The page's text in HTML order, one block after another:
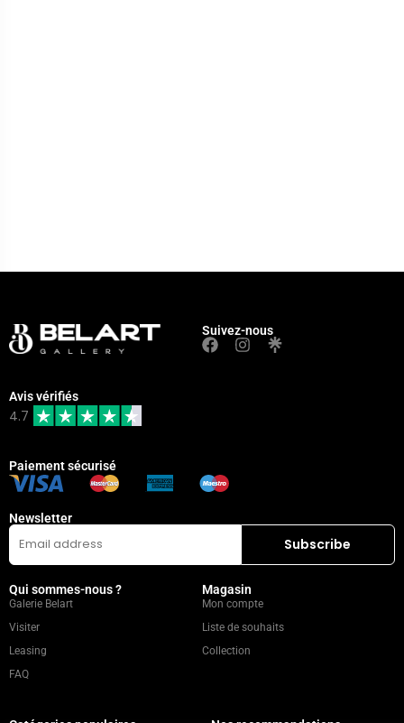
Suivez-nous
Avis vérifiés
4.7
Paiement sécurisé
Newsletter
Qui sommes-nous ?
Galerie Belart
Visiter
Leasing
FAQ
Magasin
Mon compte
Liste de souhaits
Collection